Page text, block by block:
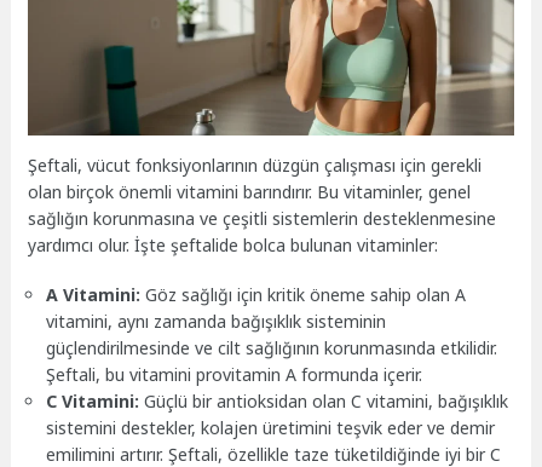
Şeftali, vücut fonksiyonlarının düzgün çalışması için gerekli
olan birçok önemli vitamini barındırır. Bu vitaminler, genel
sağlığın korunmasına ve çeşitli sistemlerin desteklenmesine
yardımcı olur. İşte şeftalide bolca bulunan vitaminler:
A Vitamini: Göz sağlığı için kritik öneme sahip olan A
vitamini, aynı zamanda bağışıklık sisteminin
güçlendirilmesinde ve cilt sağlığının korunmasında etkilidir.
Şeftali, bu vitamini provitamin A formunda içerir.
C Vitamini: Güçlü bir antioksidan olan C vitamini, bağışıklık
sistemini destekler, kolajen üretimini teşvik eder ve demir
emilimini artırır. Şeftali, özellikle taze tüketildiğinde iyi bir C